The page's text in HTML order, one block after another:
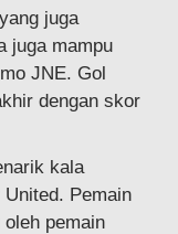
juga
juga mampu
JNE. Gol
dengan skor
kala
Pemain
pemain